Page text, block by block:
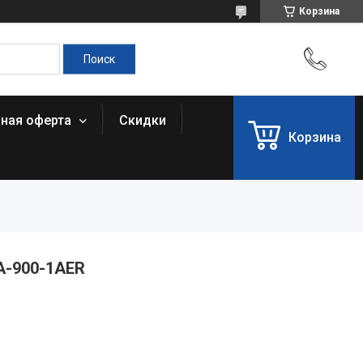
Корзина
оферта
Скидки
Корзина
900-1AER